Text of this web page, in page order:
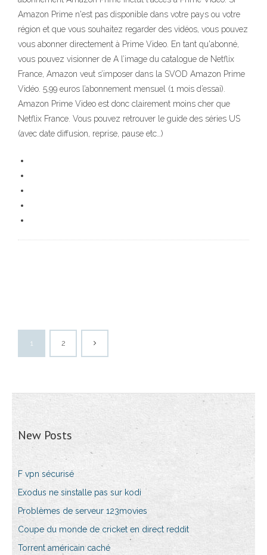
Amazon Prime n'est pas disponible dans votre pays ou votre
région et que vous souhaitez regarder des vidéos, vous pouvez
vous abonner directement à Prime Video. En tant qu'abonné,
vous pouvez visionner de A l’image du catalogue de Netflix
France, Amazon veut s’imposer dans la SVOD Amazon Prime
Vidéo. 5,99 euros l’abonnement mensuel (1 mois d’essai).
Amazon Prime Video est donc clairement moins cher que
Netflix France. Vous pouvez retrouver le guide des séries US
(avec date diffusion, reprise, pause etc…)
1 2
New Posts
F vpn sécurisé
Exodus ne sinstalle pas sur kodi
Problèmes de serveur 123movies
Coupe du monde de cricket en direct reddit
Torrent américain caché